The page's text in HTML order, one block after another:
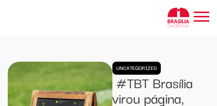
UNCATEGORIZED
#TBT Brasília
virou página,